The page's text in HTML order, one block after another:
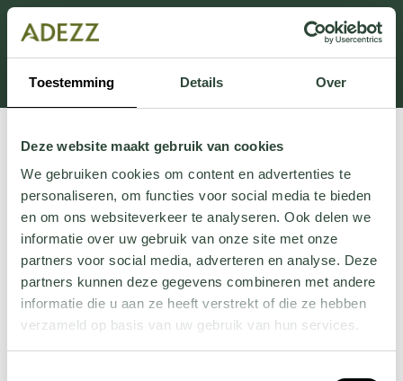
Toestemming Details Over
Deze website maakt gebruik van cookies
We gebruiken cookies om content en advertenties te
personaliseren, om functies voor social media te bieden
en om ons websiteverkeer te analyseren. Ook delen we
informatie over uw gebruik van onze site met onze
partners voor social media, adverteren en analyse. Deze
partners kunnen deze gegevens combineren met andere
informatie die u aan ze heeft verstrekt of die ze hebben
verzameld op basis van uw gebruik van hun services.
Dit onderdeel is momenteel in onderhoud.
Als je informatie mist kun je ons bellen +31 413 274
168 of mailen
Customersupport@adezz.com.